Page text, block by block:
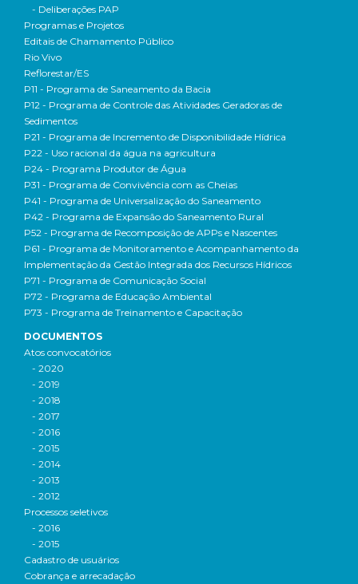
- Deliberações PAP
Programas e Projetos
Editais de Chamamento Público
Rio Vivo
Reflorestar/ES
P11 - Programa de Saneamento da Bacia
P12 - Programa de Controle das Atividades Geradoras de
Sedimentos
P21 - Programa de Incremento de Disponibilidade Hídrica
P22 - Uso racional da água na agricultura
P24 - Programa Produtor de Água
P31 - Programa de Convivência com as Cheias
P41 - Programa de Universalização do Saneamento
P42 - Programa de Expansão do Saneamento Rural
P52 - Programa de Recomposição de APPs e Nascentes
P61 - Programa de Monitoramento e Acompanhamento da
Implementação da Gestão Integrada dos Recursos Hídricos
P71 - Programa de Comunicação Social
P72 - Programa de Educação Ambiental
P73 - Programa de Treinamento e Capacitação
DOCUMENTOS
Atos convocatórios
- 2020
- 2019
- 2018
- 2017
- 2016
- 2015
- 2014
- 2013
- 2012
Processos seletivos
- 2016
- 2015
Cadastro de usuários
Cobrança e arrecadação